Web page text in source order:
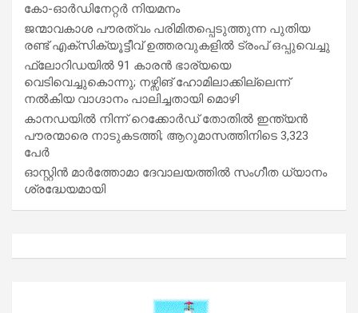
കോ-ഓർഡിനേറ്റർ നിയമനം
ജന്മാവകാശ പൗരത്വം പരിമിതപ്പെടുത്തുന്ന പുതിയ
രണ്ട് എക്സിക്യൂട്ടീവ് ഉത്തരവുകളിൽ ട്രംപ് ഒപ്പുവെച്ചു
ഫ്ലോറിഡയിൽ 91 കാരൻ ഭാര്യയെ
വെടിവെച്ചുകൊന്നു; നഴ്സിങ് ഹോമിലാക്കില്ലെന്ന്
നൽകിയ വാഗ്ദാനം പാലിച്ചതായി മൊഴി
കാനഡയിൽ നിന്ന് റെക്കോർഡ് തോതിൽ ഇന്ത്യൻ
പൗരന്മാരെ നാടുകടത്തി; ആറുമാസത്തിനിടെ 3,323
പേർ
ഓസ്റ്റിൻ മാർത്തോമാ ദേവാലയത്തിൽ സംഗീത ധ്യാനം
ശ്രദ്ധേയമായി